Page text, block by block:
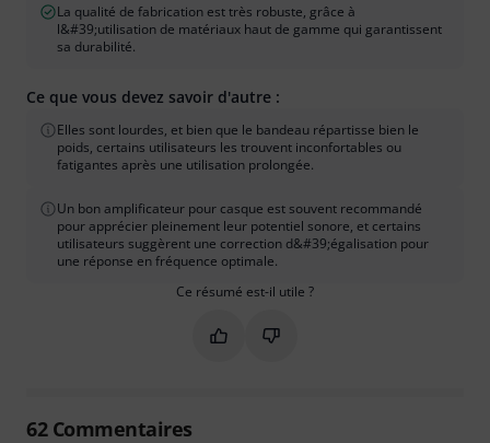
La qualité de fabrication est très robuste, grâce à
l&#39;utilisation de matériaux haut de gamme qui garantissent
sa durabilité.
Ce que vous devez savoir d'autre :
Elles sont lourdes, et bien que le bandeau répartisse bien le
poids, certains utilisateurs les trouvent inconfortables ou
fatigantes après une utilisation prolongée.
Un bon amplificateur pour casque est souvent recommandé
pour apprécier pleinement leur potentiel sonore, et certains
utilisateurs suggèrent une correction d&#39;égalisation pour
une réponse en fréquence optimale.
Ce résumé est-il utile ?
Marquer ce résumé comme utile
Marquer ce résumé comme
62Commentaires